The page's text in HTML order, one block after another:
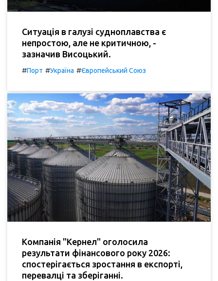
Ситуація в галузі судноплавства є
непростою, але не критичною, -
зазначив Висоцький.
#Порт #Україна #Європейський Союз
Компанія "Кернел" оголосила
результати фінансового року 2026:
спостерігається зростання в експорті,
перевалці та зберіганні.